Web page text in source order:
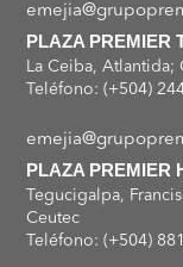
PLAZA PREMIER
La Ceiba, Atlantida;
Teléfono: (+504)
PLAZA PREMIER
Tegucigalpa,
Ceutec
Teléfono: (+504)